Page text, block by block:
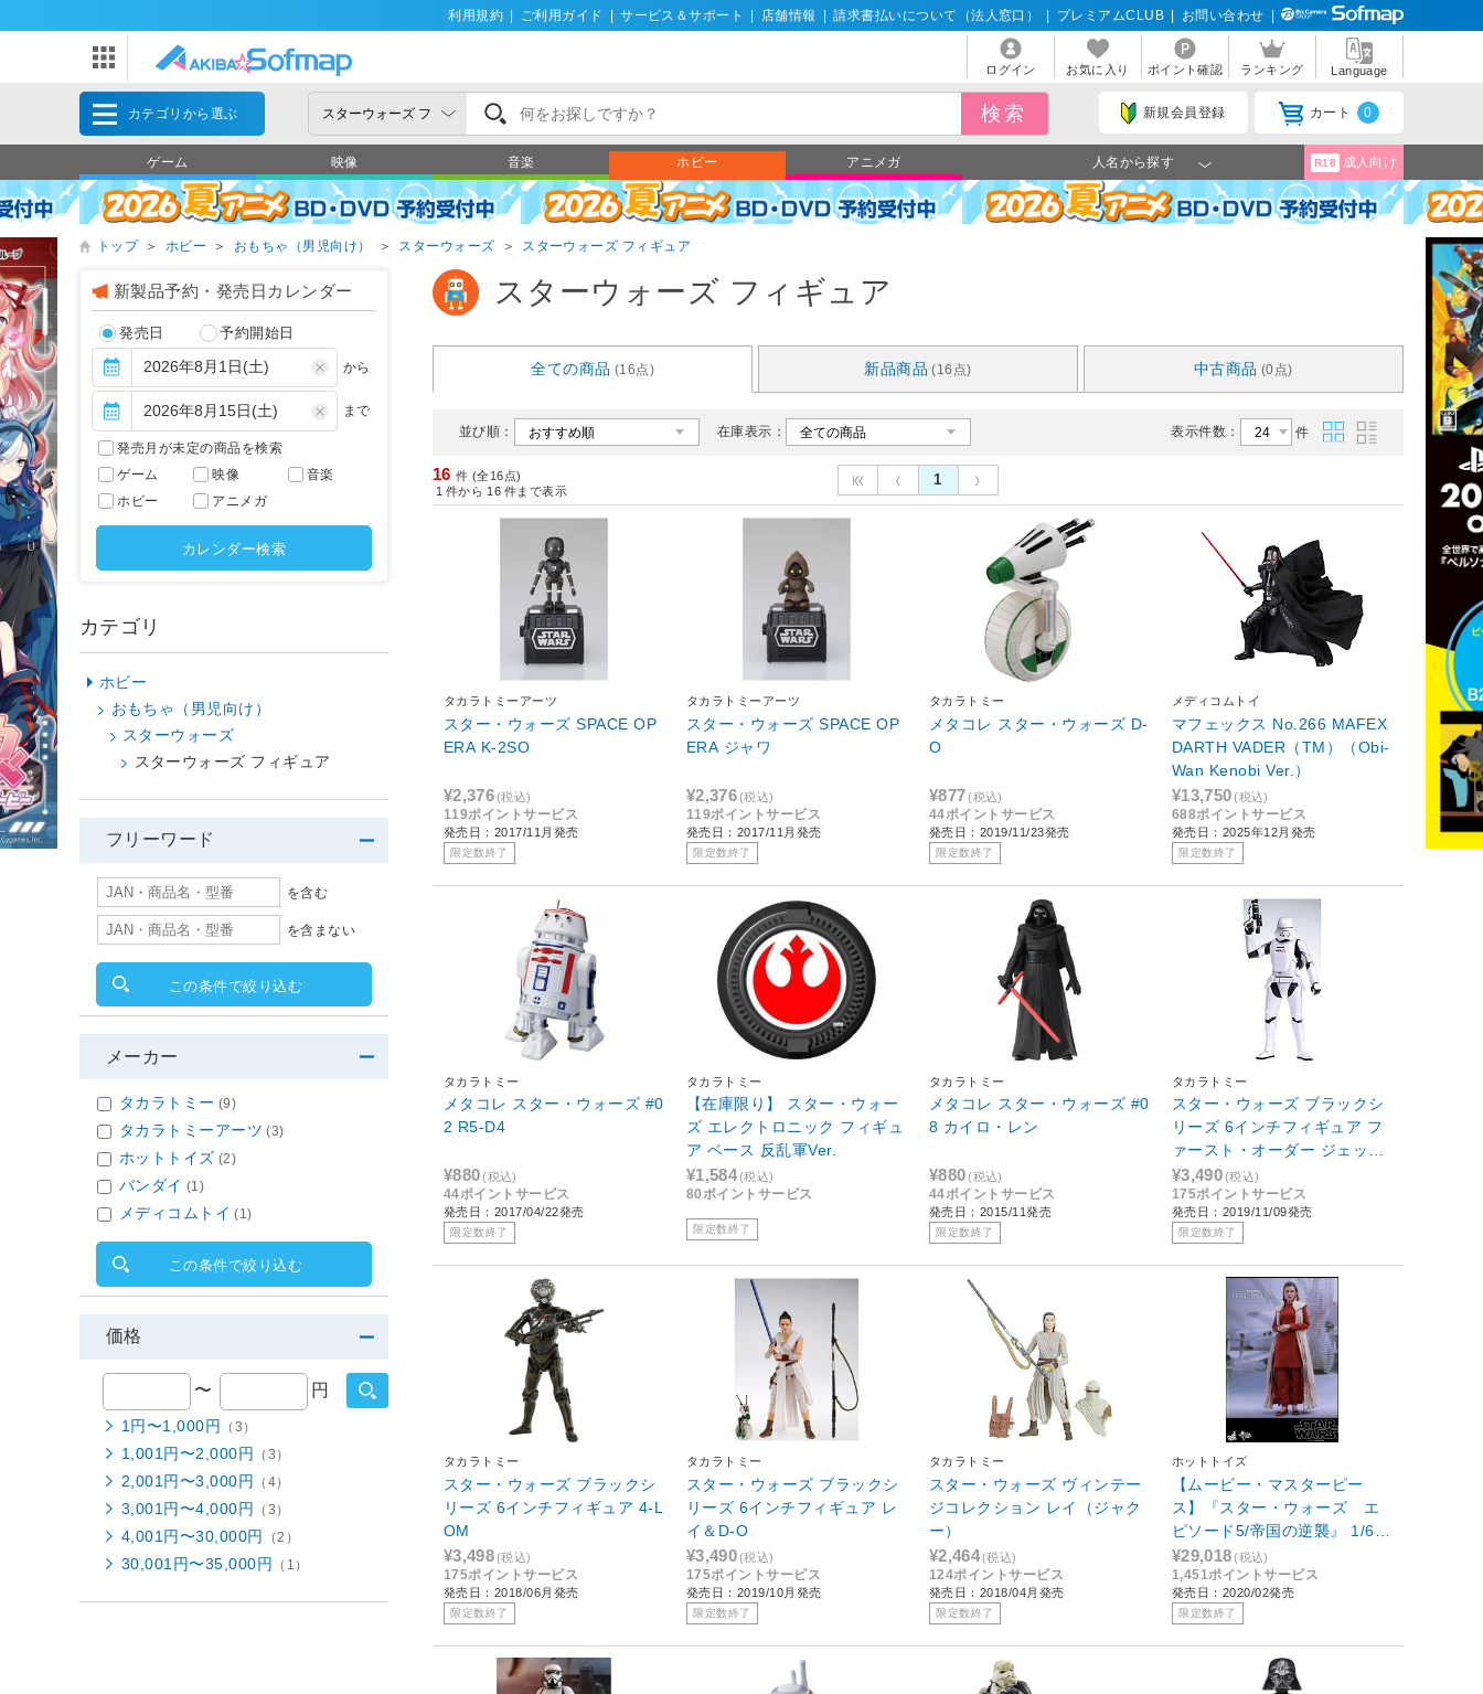
利用規約 ご利用ガイド サービス＆サポート 店舗情報 請求書払いについて（法人窓口） プレミアムCLUB お問い合わせ
ログイン お気に入り ポイント確認 ランキング Language
カテゴリから選ぶ 新規会員登録 カート 0
ゲーム 映像 音楽 ホビー アニメガ 人名から探す R18 成人向け
トップ ＞ ホビー ＞ おもちゃ（男児向け） ＞ スターウォーズ ＞ スターウォーズ フィギュア
スターウォーズ フィギュア
全ての商品 (16点) 新品商品 (16点) 中古商品 (0点)
並び順： 在庫表示： 表示件数： 件
16 件 (全16点)
1 件から 16 件まで表示
1
タカラトミーアーツ
スター・ウォーズ SPACE OP
ERA K-2SO
¥2,376(税込)
119ポイントサービス
発売日：2017/11月発売
限定数終了
タカラトミーアーツ
スター・ウォーズ SPACE OP
ERA ジャワ
¥2,376(税込)
119ポイントサービス
発売日：2017/11月発売
限定数終了
タカラトミー
メタコレ スター・ウォーズ D-
O
¥877 (税込)
44ポイントサービス
発売日：2019/11/23発売
限定数終了
メディコムトイ
マフェックス No.266 MAFEX
DARTH VADER（TM）（Obi-
Wan Kenobi Ver.）
¥13,750(税込)
688ポイントサービス
発売日：2025年12月発売
限定数終了
タカラトミー
メタコレ スター・ウォーズ #0
2 R5-D4
¥880 (税込)
44ポイントサービス
発売日：2017/04/22発売
限定数終了
タカラトミー
【在庫限り】 スター・ウォー
ズ エレクトロニック フィギュ
ア ベース 反乱軍Ver.
¥1,584(税込)
80ポイントサービス
限定数終了
タカラトミー
メタコレ スター・ウォーズ #0
8 カイロ・レン
¥880 (税込)
44ポイントサービス
発売日：2015/11発売
限定数終了
タカラトミー
スター・ウォーズ ブラックシ
リーズ 6インチフィギュア フ
ァースト・オーダー ジェッ
ト・トルーパー
¥3,490(税込)
175ポイントサービス
発売日：2019/11/09発売
限定数終了
タカラトミー
スター・ウォーズ ブラックシ
リーズ 6インチフィギュア 4-L
OM
¥3,498(税込)
175ポイントサービス
発売日：2018/06月発売
限定数終了
タカラトミー
スター・ウォーズ ブラックシ
リーズ 6インチフィギュア レ
イ＆D-O
¥3,490(税込)
175ポイントサービス
発売日：2019/10月発売
限定数終了
タカラトミー
スター・ウォーズ ヴィンテー
ジコレクション レイ（ジャク
ー）
¥2,464(税込)
124ポイントサービス
発売日：2018/04月発売
限定数終了
ホットトイズ
【ムービー・マスターピー
ス】『スター・ウォーズ エ
ピソード5/帝国の逆襲』 1/6ス
ケールフィギュア プリンセ
ス・レイア（ベスピン版）
¥29,018(税込)
1,451ポイントサービス
発売日：2020/02発売
限定数終了
新製品予約・発売日カレンダー
発売日 予約開始日
から
まで
発売月が未定の商品を検索
ゲーム
映像
音楽
ホビー
アニメガ
カレンダー検索
カテゴリ
ホビー
おもちゃ（男児向け）
スターウォーズ
スターウォーズ フィギュア
フリーワード
を含む
を含まない
この条件で絞り込む
メーカー
タカラトミー (9)
タカラトミーアーツ (3)
ホットトイズ (2)
バンダイ (1)
メディコムトイ (1)
この条件で絞り込む
価格
〜 円
1円〜1,000円 （3）
1,001円〜2,000円 （3）
2,001円〜3,000円 （4）
3,001円〜4,000円 （3）
4,001円〜30,000円 （2）
30,001円〜35,000円 （1）